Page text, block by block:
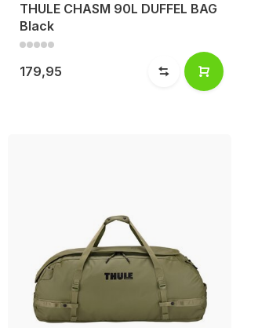
THULE CHASM 90L DUFFEL BAG
Black
179,95